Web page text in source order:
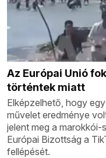
Az Európai Unió
történtek miatt
Elképzelhető, hogy
művelet eredménye
jelent meg a
Európai Bizottság a
fellépését.